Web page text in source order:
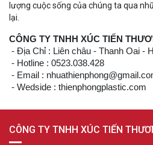
lượng cuộc sống của chúng ta qua
lại.
CÔNG TY TNHH XÚC TIẾN
- Địa Chỉ : Liên châu - Thanh Oai -
- Hotline : 0523.038.428
- Email :
- Wedside : thienphongplastic.com
CÔNG TY TNHH XÚC TIẾN